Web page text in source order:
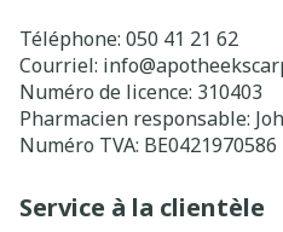
Téléphone: 050 41 21 62
Courriel: info@
Numéro de licence: 310403
Pharmacien responsable:
Numéro TVA: BE0421970586
Service à la clientèle